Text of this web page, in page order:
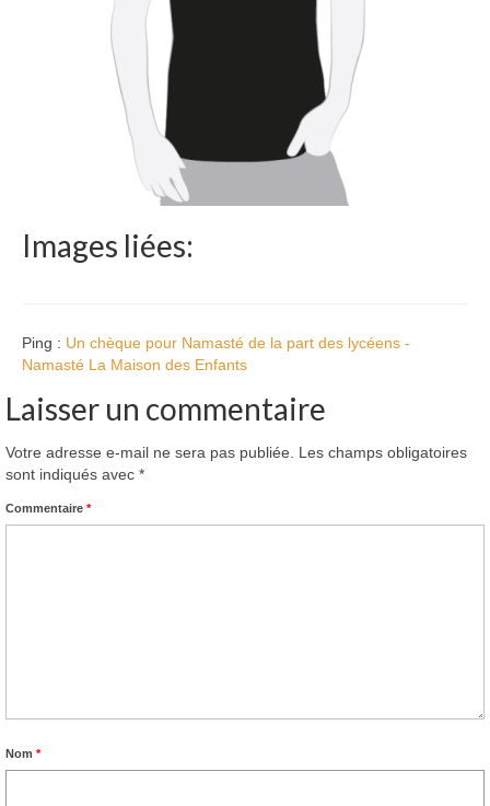
Images liées:
Ping : Un chèque pour Namasté de la part des lycéens -
Namasté La Maison des Enfants
Laisser un commentaire
Votre adresse e-mail ne sera pas publiée. Les champs obligatoires
sont indiqués avec *
Commentaire *
Nom *